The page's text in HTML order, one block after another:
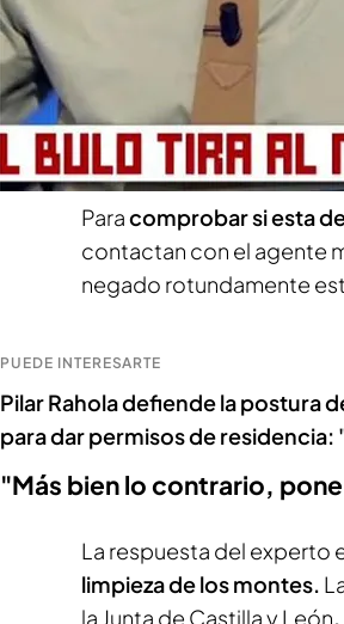
La presidenta de la
sumarse al discurso de
la "agenda
poner trabas en la
desde que el fuego
Paracomprobar si esta
contactan con el agente
negado rotundamente
PUEDE INTERESARTE
Pilar Rahola defiende la postura
para dar permisos de
"Más bien lo contrario,
La respuesta del experto
limpieza de los montes.
la Junta de Castilla y León